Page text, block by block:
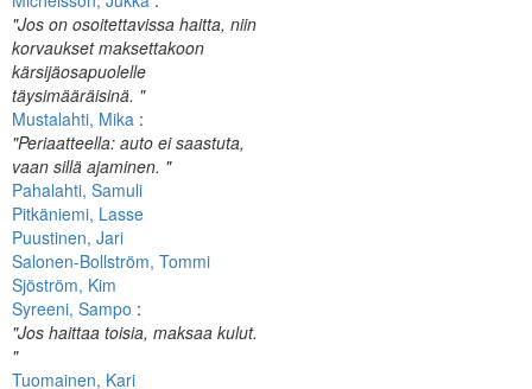
"Jos on osoitettavissa haitta, niin
korvaukset maksettakoon
kärsijäosapuolelle
täysimääräisinä. "
Mustalahti, Mika :
"Periaatteella: auto ei saastuta,
vaan sillä ajaminen. "
Pahalahti, Samuli
Pitkäniemi, Lasse
Puustinen, Jari
Salonen-Bollström, Tommi
Sjöström, Kim
Syreeni, Sampo :
"Jos haittaa toisia, maksaa kulut.
"
Tuomainen, Kari